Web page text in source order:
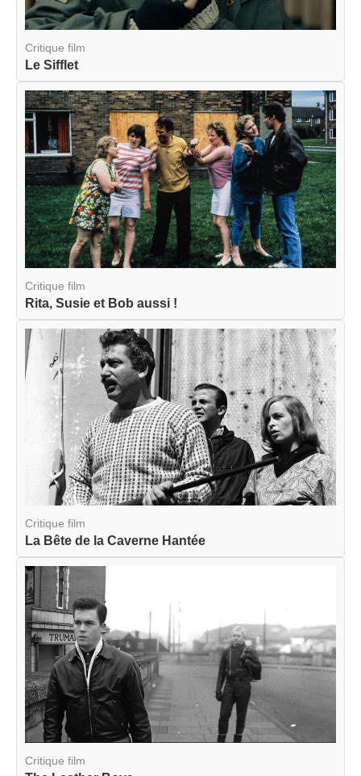
Critique film
Le Sifflet
Critique film
Rita, Susie et Bob aussi !
Critique film
La Bête de la Caverne Hantée
Critique film